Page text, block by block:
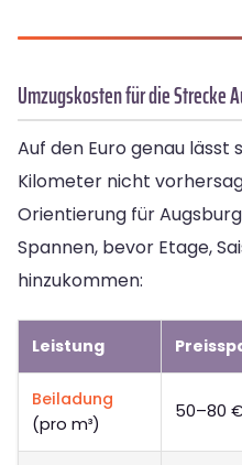
Umzugskosten für die Strecke
Auf den Euro genau lässt
Kilometer nicht
Orientierung für
Spannen, bevor Etage,
hinzukommen:
Leistung
Beiladung
(pro m³)
50–80